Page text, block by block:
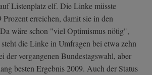
Listenplatz elf. Die Linke müsste
erreichen, damit sie in den
wäre schon "viel Optimismus nötig",
die Linke in Umfragen bei etwa zehn
der vergangenen Bundestagswahl, aber
besten Ergebnis 2009. Auch der Status